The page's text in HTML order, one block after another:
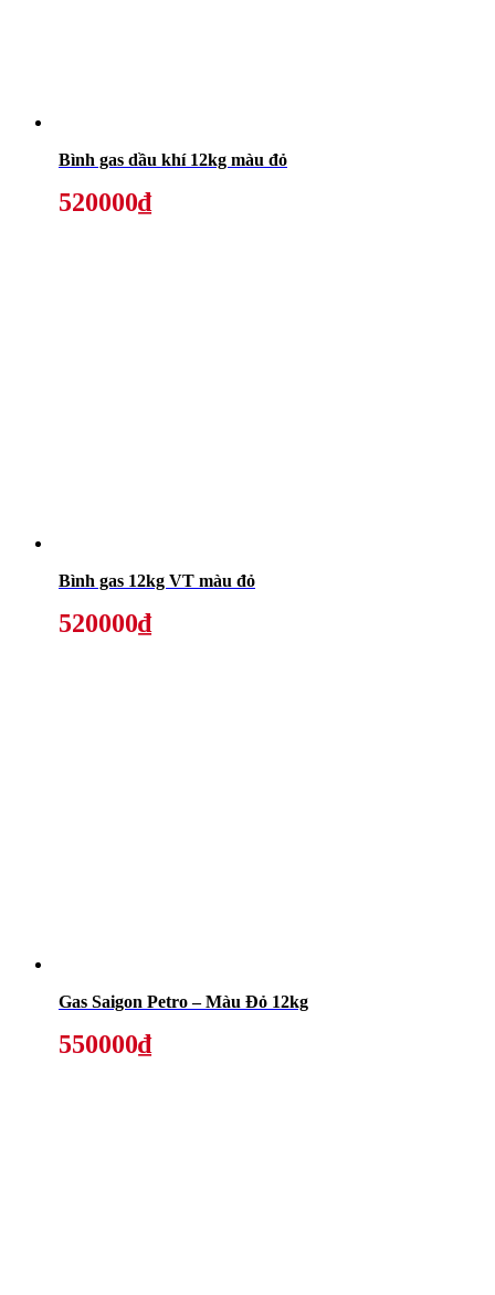
Bình gas dầu khí 12kg màu đỏ
520000₫
Bình gas 12kg VT màu đỏ
520000₫
Gas Saigon Petro – Màu Đỏ 12kg
550000₫